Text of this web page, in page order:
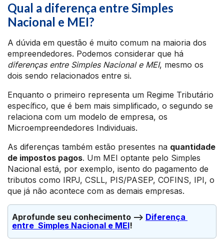
Qual a diferença entre Simples
Nacional e MEI?
A dúvida em questão é muito comum na maioria dos
empreendedores. Podemos considerar que há
diferenças entre Simples Nacional e MEI, mesmo os
dois sendo relacionados entre si.
Enquanto o primeiro representa um Regime Tributário
específico, que é bem mais simplificado, o segundo se
relaciona com um modelo de empresa, os
Microempreendedores Individuais.
As diferenças também estão presentes na quantidade
de impostos pagos. Um MEI optante pelo Simples
Nacional está, por exemplo, isento do pagamento de
tributos como IRPJ, CSLL, PIS/PASEP, COFINS, IPI, o
que já não acontece com as demais empresas.
Aprofunde seu conhecimento --> Diferença
entre  Simples Nacional e MEI!